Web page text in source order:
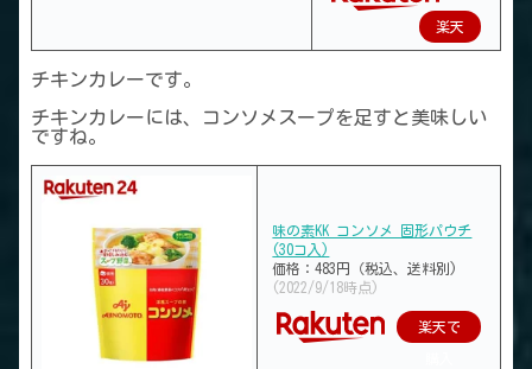
楽天
チキンカレーです。
チキンカレーには、コンソメスープを足すと美味しい
ですね。
味の素KK コンソメ 固形パウチ
(30コ入)
価格：483円（税込、送料別)
(2022/9/18時点)
楽天で